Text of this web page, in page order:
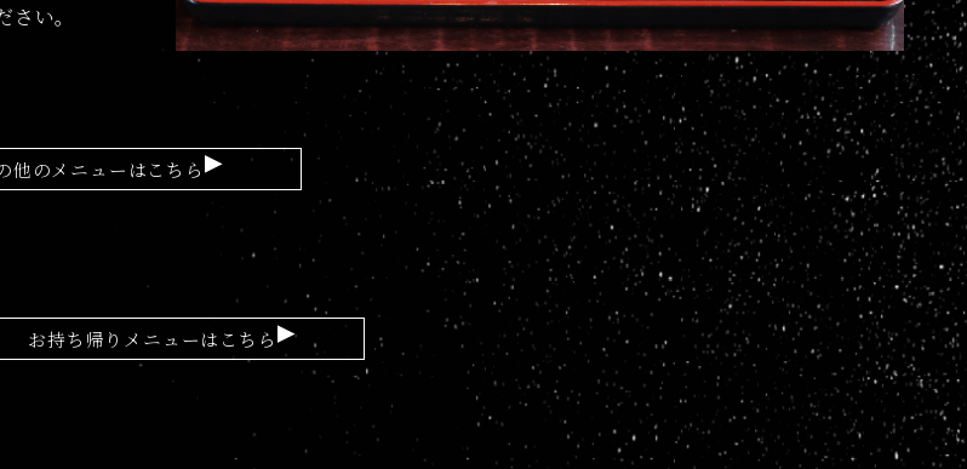
い。
他のメニューはこちら
お持ち帰りメニューはこちら